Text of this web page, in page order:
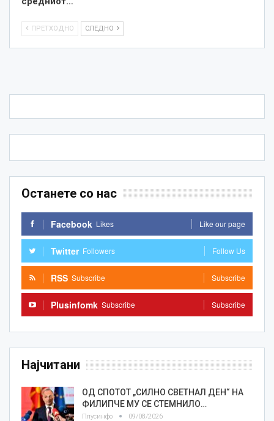
ПРЕТХОДНО СЛЕДНО
Останете со нас
Facebook Likes Like our page
Twitter Followers Follow Us
RSS Subscribe Subscribe
Plusinfomk Subscribe Subscribe
Најчитани
ОД СПОТОТ „СИЛНО СВЕТНАЛ ДЕН“ НА
ФИЛИПЧЕ МУ СЕ СТЕМНИЛО…
Плусинфо 09/08/2026